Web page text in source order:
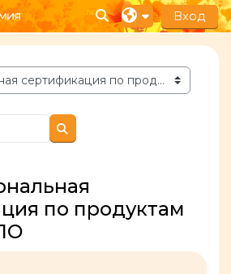
содержанию
Изменить данные
Вход
Поиск курса
по продуктам